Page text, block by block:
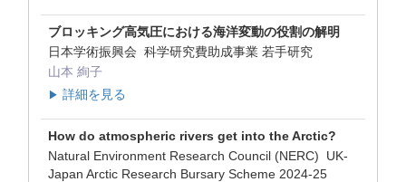
ブロッキング高気圧における海洋変動の役割の解明
日本学術振興会 科学研究費助成事業 若手研究
山本 絢子
▶ 詳細を見る
How do atmospheric rivers get into the Arctic?
Natural Environment Research Council (NERC) UK-
Japan Arctic Research Bursary Scheme 2024-25